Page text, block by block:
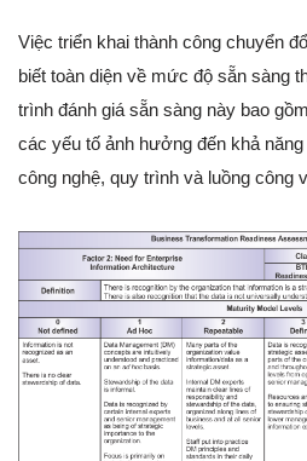
Việc triển khai thành công chuyển
biết toàn diện về mức độ sẵn sàng
trình đánh giá sẵn sàng này bao
các yếu tố ảnh hưởng đến khả
công nghệ, quy trình và luồng công